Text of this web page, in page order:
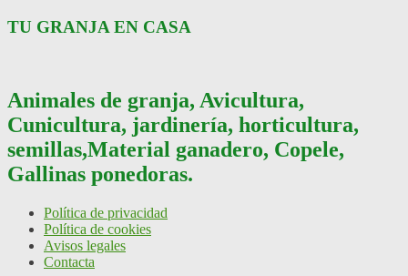
TU GRANJA EN CASA
Animales de granja, Avicultura,
Cunicultura, jardinería, horticultura,
semillas,Material ganadero, Copele,
Gallinas ponedoras.
Política de privacidad
Política de cookies
Avisos legales
Contacta